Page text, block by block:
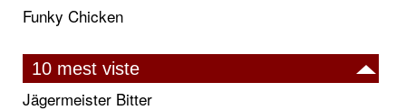
Funky Chicken
10 mest viste
Jägermeister Bitter